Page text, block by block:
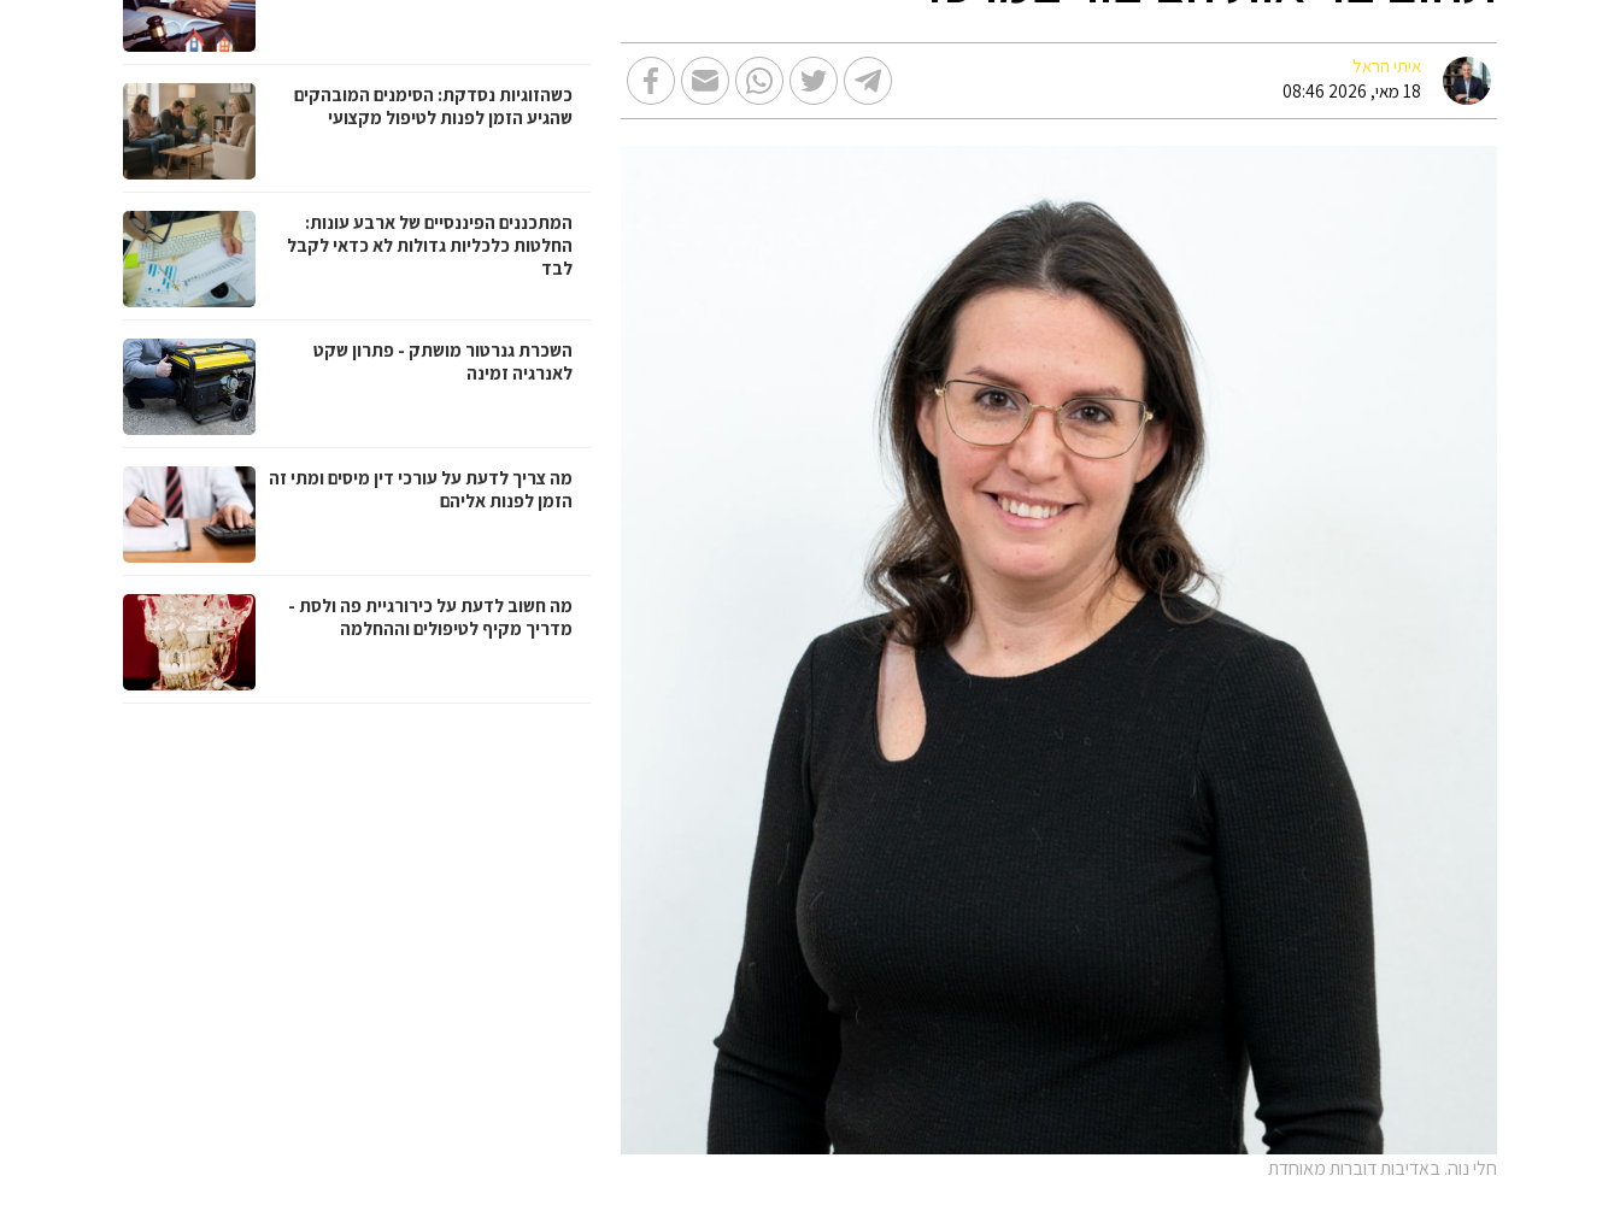
איתי הראל
18 מאי, 2026 08:46
חלי נוה. באדיבות דוברות מאוחדת
כשהזוגיות נסדקת: הסימנים המובהקים
שהגיע הזמן לפנות לטיפול מקצועי
המתכננים הפיננסיים של ארבע עונות:
החלטות כלכליות גדולות לא כדאי לקבל
לבד
השכרת גנרטור מושתק - פתרון שקט
לאנרגיה זמינה
מה צריך לדעת על עורכי דין מיסים ומתי זה
הזמן לפנות אליהם
מה חשוב לדעת על כירורגיית פה ולסת -
מדריך מקיף לטיפולים וההחלמה